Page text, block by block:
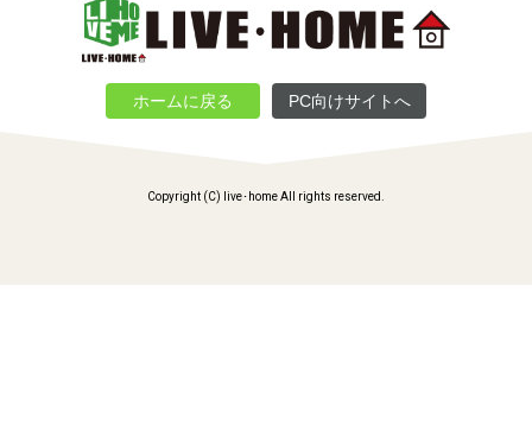
ホームに戻る PC向けサイトへ
Copyright (C) live･home All rights reserved.